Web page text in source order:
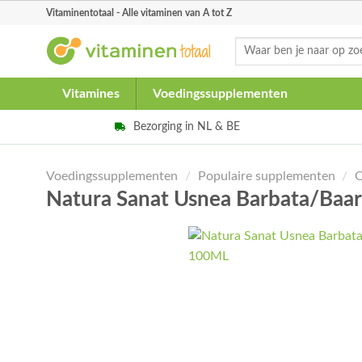
Vitaminentotaal - Alle vitaminen van A tot Z
Zoeken
Vitamines Voedingssupplementen
Bezorging in NL & BE
Voedingssupplementen / Populaire supplementen /
Natura Sanat Usnea Barbata/